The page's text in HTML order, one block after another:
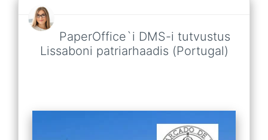
PaperOffice`i DMS-i tutvustus
Lissaboni patriarhaadis (Portugal)